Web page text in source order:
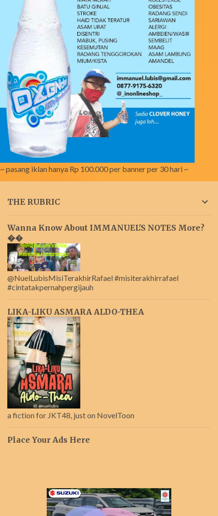
~ pasang iklan hanya Rp 100.000 per banner per 30 hari ~
THE RUBRIC
Wanna Know About IMMANUEL'S NOTES More?
��
@NuelLubisMisiTerakhirRafael #misiterakhirrafael
#cintatakpernahpergijauh
LIKA-LIKU ASMARA ALDO-THEA
a fiction for JKT48, just on NovelToon
Place Your Ads Here